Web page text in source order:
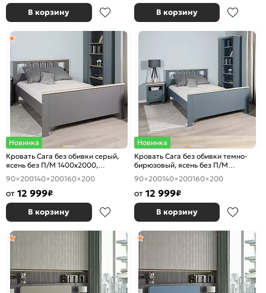
В корзину В корзину
Новинка
Кровать Сага без обивки серый,
ясень без П/М 1400x2000,
ортопедическое основание,
изголовье жесткое
90×200140×200160×200
от 12 999₽
В корзину
Новинка
Кровать Сага без обивки темно-
бирюзовый, ясень без П/М
1400x2000, ортопедическое
основание, изголовье жесткое
90×200140×200160×200
от 12 999₽
В корзину